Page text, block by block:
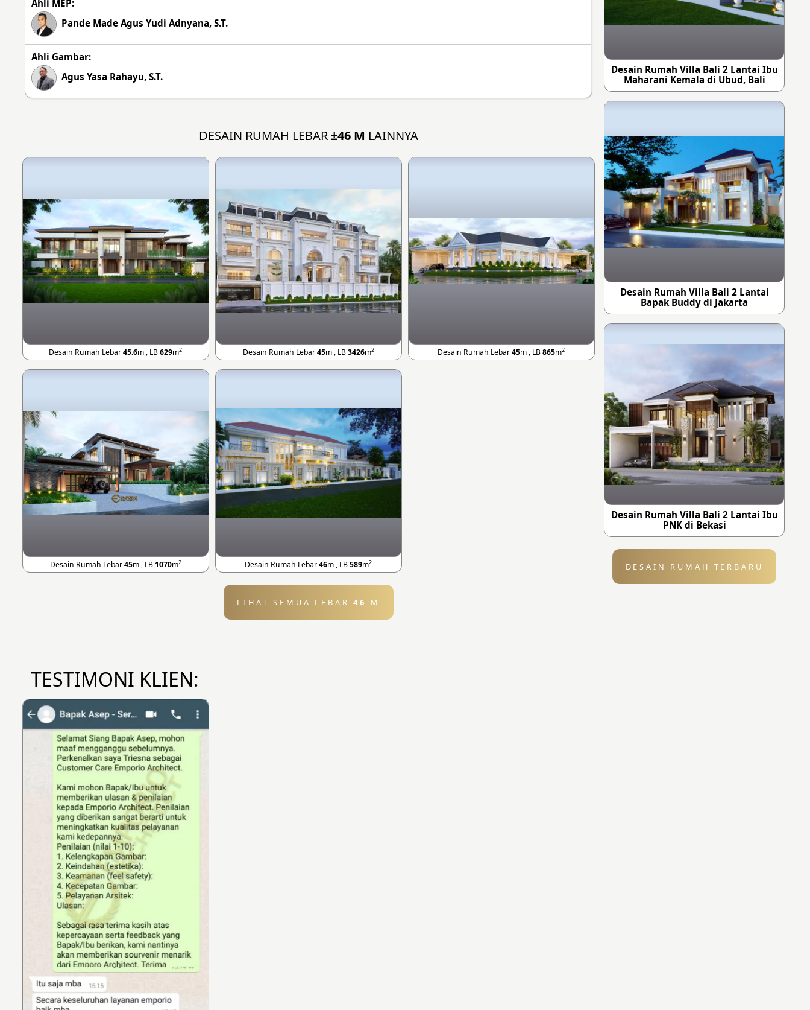
Ahli MEP:
Pande Made Agus Yudi Adnyana, S.T.
Ahli Gambar:
Agus Yasa Rahayu, S.T.
DESAIN RUMAH LEBAR±46 M LAINNYA
Desain Rumah Lebar45.6m , LB629m2 Desain Rumah Lebar45m , LB3426m2 Desain Rumah Lebar45m , LB865m2
Desain Rumah Lebar45m , LB 1070m2 Desain Rumah Lebar46m , LB589m2
LIHAT SEMUA LEBAR46 M
TESTIMONI KLIEN:
Desain Rumah Villa Bali 2 Lantai Ibu
Maharani Kemala di Ubud, Bali
Desain Rumah Villa Bali 2 Lantai
Bapak Buddy di Jakarta
Desain Rumah Villa Bali 2 Lantai Ibu
PNK di Bekasi
DESAIN RUMAH TERBARU